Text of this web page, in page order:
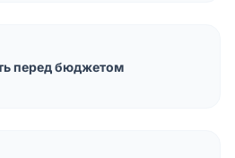
перед бюджетом